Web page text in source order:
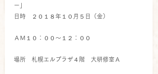
ー」
日時　２０１８年１０月５日（金）
ＡＭ１０：００～１２：００
場所　札幌エルプラザ４階　大研修室Ａ